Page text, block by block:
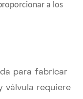
a los
para fabricar
válvula requiere